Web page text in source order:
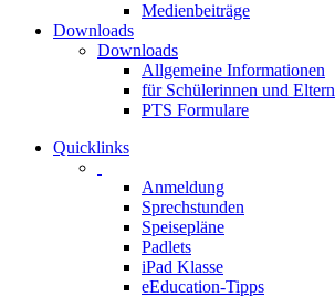
Medienbeiträge
Downloads
Downloads
Allgemeine Informationen
für Schülerinnen und Eltern
PTS Formulare
Quicklinks
Anmeldung
Sprechstunden
Speisepläne
Padlets
iPad Klasse
eEducation-Tipps